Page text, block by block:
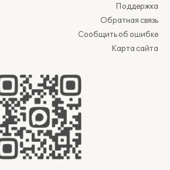
Поддержка
Обратная связь
Сообщить об ошибке
Карта сайта